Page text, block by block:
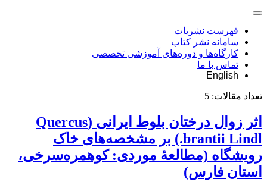
فهرست نشریات
سامانه نشر کتاب
کارگاه‌ها و دوره‌های آموزشی تخصصی
تماس با ما
English
تعداد مقالات: 5
اثر زوال درختان بلوط ایرانی (Quercus
brantii Lindl.) بر مشخصه‌های خاک
رویشگاه (مطالعۀ موردی: کوهمره‌سرخی،
استان فارس)